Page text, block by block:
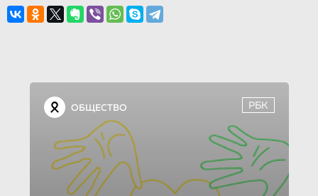
ОБЩЕСТВО РБК